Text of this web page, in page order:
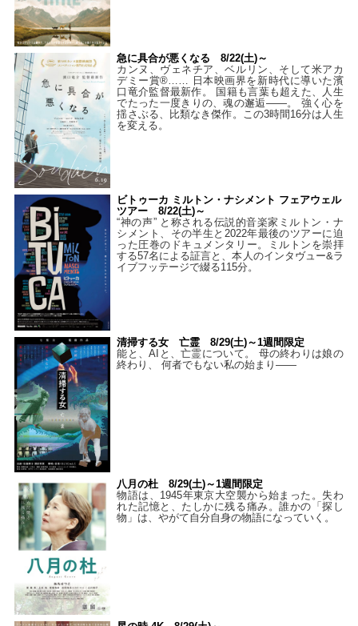
急に具合が悪くなる 8/22(土)～
カンヌ、ヴェネチア、ベルリン、そして米アカ
デミー賞®…… 日本映画界を新時代に導いた濱
口竜介監督最新作。 国籍も言葉も超えた、人生
でたった一度きりの、魂の邂逅――。 強く心を
揺さぶる、比類なき傑作。この3時間16分は人生
を変える。
ビトゥーカ ミルトン・ナシメント フェアウェル
ツアー 8/22(土)～
“神の声” と称される伝説的音楽家ミルトン・ナ
シメント、その半生と2022年最後のツアーに迫
った圧巻のドキュメンタリー。ミルトンを崇拝
する57名による証言と、本人のインタヴュー&ラ
イブフッテージで綴る115分。
清掃する女 亡霊 8/29(土)～1週間限定
能と、AIと、亡霊について。 母の終わりは娘の
終わり、 何者でもない私の始まり――
八月の杜 8/29(土)～1週間限定
物語は、1945年東京大空襲から始まった。失わ
れた記憶と、たしかに残る痛み。誰かの「探し
物」は、やがて自分自身の物語になっていく。